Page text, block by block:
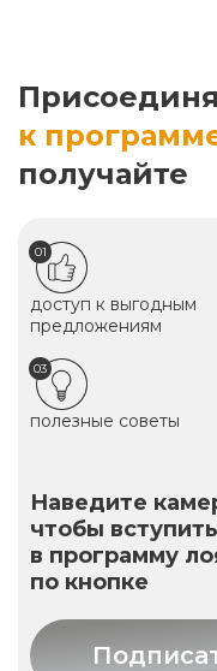
к
получайте
01
доступ к выгодным
предложениям
03
полезные советы
Наведите
чтобы вступить
в программу
по кнопке